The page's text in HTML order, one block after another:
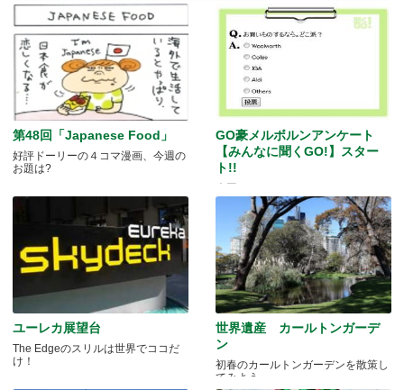
第48回「Japanese Food」
好評ドーリーの４コマ漫画、今週の
お題は?
GO豪メルボルンアンケート
【みんなに聞くGO!】スター
ト!!
今回のテーマはこちら！
ユーレカ展望台
The Edgeのスリルは世界でココだ
け！
世界遺産 カールトンガーデ
ン
初春のカールトンガーデンを散策し
てみよう。